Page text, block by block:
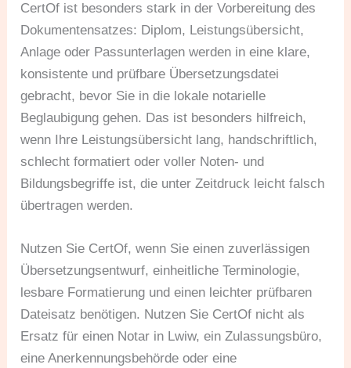
CertOf ist besonders stark in der Vorbereitung des
Dokumentensatzes: Diplom, Leistungsübersicht,
Anlage oder Passunterlagen werden in eine klare,
konsistente und prüfbare Übersetzungsdatei
gebracht, bevor Sie in die lokale notarielle
Beglaubigung gehen. Das ist besonders hilfreich,
wenn Ihre Leistungsübersicht lang, handschriftlich,
schlecht formatiert oder voller Noten- und
Bildungsbegriffe ist, die unter Zeitdruck leicht falsch
übertragen werden.
Nutzen Sie CertOf, wenn Sie einen zuverlässigen
Übersetzungsentwurf, einheitliche Terminologie,
lesbare Formatierung und einen leichter prüfbaren
Dateisatz benötigen. Nutzen Sie CertOf nicht als
Ersatz für einen Notar in Lwiw, ein Zulassungsbüro,
eine Anerkennungsbehörde oder eine